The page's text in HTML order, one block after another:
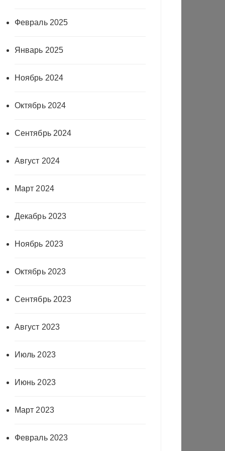
Февраль 2025
Январь 2025
Ноябрь 2024
Октябрь 2024
Сентябрь 2024
Август 2024
Март 2024
Декабрь 2023
Ноябрь 2023
Октябрь 2023
Сентябрь 2023
Август 2023
Июль 2023
Июнь 2023
Март 2023
Февраль 2023